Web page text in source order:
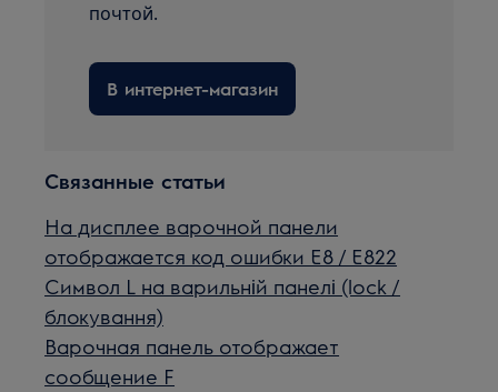
почтой.
В интернет-магазин
Связанные статьи
На дисплее варочной панели
отображается код ошибки E8 / E822
Символ L на варильній панелі (lock /
блокування)
Варочная панель отображает
сообщение F